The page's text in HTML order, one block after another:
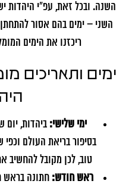
השנה. ובכל זאת, עפ"י היהדות
השני – ימים בהם אסור
ריכזנו את הימים
ימים ותאריכים
ימי שלישי: ביהדות, יום
בסיפור בריאת העולם וכפי
טוב, לכן מקובל להחשיב
ראש חודש: חתונה בראש